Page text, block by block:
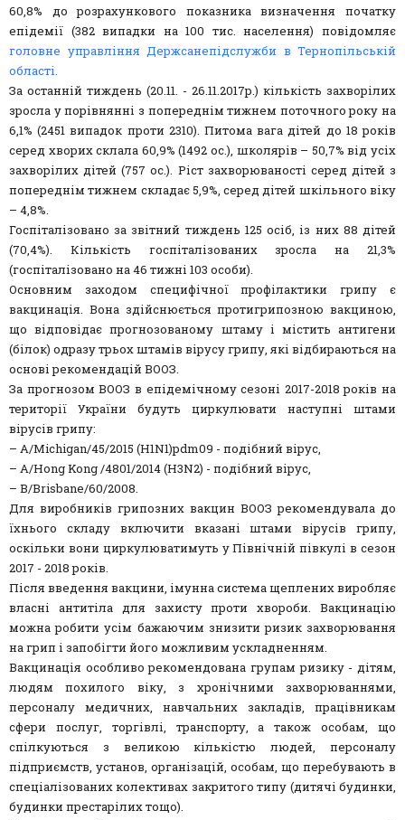
60,8% до розрахункового показника визначення початку
епідемії (382 випадки на 100 тис. населення) повідомляє
головне управління Держсанепідслужби в Тернопільській
області.
За останній тиждень (20.11. - 26.11.2017р.) кількість захворілих
зросла у порівнянні з попереднім тижнем поточного року на
6,1% (2451 випадок проти 2310). Питома вага дітей до 18 років
серед хворих склала 60,9% (1492 ос.), школярів – 50,7% від усіх
захворілих дітей (757 ос.). Ріст захворюваності серед дітей з
попереднім тижнем складає 5,9%, серед дітей шкільного віку
– 4,8%.
Госпіталізовано за звітний тиждень 125 осіб, із них 88 дітей
(70,4%). Кількість госпіталізованих зросла на 21,3%
(госпіталізовано на 46 тижні 103 особи).
Основним заходом специфічної профілактики грипу є
вакцинація. Вона здійснюється протигрипозною вакциною,
що відповідає прогнозованому штаму і містить антигени
(білок) одразу трьох штамів вірусу грипу, які відбираються на
основі рекомендацій ВООЗ.
За прогнозом ВООЗ в епідемічному сезоні 2017-2018 років на
території України будуть циркулювати наступні штами
вірусів грипу:
– A/Michigan/45/2015 (H1N1)pdm09 - подібний вірус,
– A/Hong Kong /4801/2014 (H3N2) - подібний вірус,
– B/Brisbane/60/2008.
Для виробників грипозних вакцин ВООЗ рекомендувала до
їхнього складу включити вказані штами вірусів грипу,
оскільки вони циркулюватимуть у Північній півкулі в сезон
2017 - 2018 років.
Після введення вакцини, імунна система щеплених виробляє
власні антитіла для захисту проти хвороби. Вакцинацію
можна робити усім бажаючим знизити ризик захворювання
на грип і запобігти його можливим ускладненням.
Вакцинація особливо рекомендована групам ризику - дітям,
людям похилого віку, з хронічними захворюваннями,
персоналу медичних, навчальних закладів, працівникам
сфери послуг, торгівлі, транспорту, а також особам, що
спілкуються з великою кількістю людей, персоналу
підприємств, установ, організацій, особам, що перебувають в
спеціалізованих колективах закритого типу (дитячі будинки,
будинки престарілих тощо).